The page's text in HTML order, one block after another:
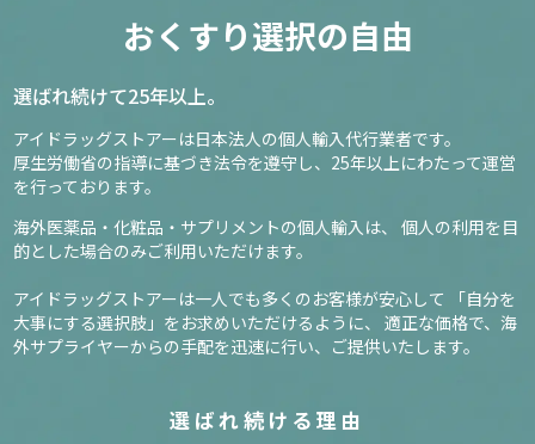
おくすり選択の自由
選ばれ続けて25年以上。
アイドラッグストアーは日本法人の個人輸入代行業者です。
厚生労働省の指導に基づき法令を遵守し、 25年以上にわたって運営
を行っております。
海外医薬品・化粧品・サプリメントの個人輸入は、
個人の利用を目
的とした場合のみご利用いただけます。
アイドラッグストアーは一人でも多くのお客様が安心して
「自分を
大事にする選択肢」をお求めいただけるように、
適正な価格で、海
外サプライヤーからの手配を迅速に行い、ご提供いたします。
選ばれ続ける理由